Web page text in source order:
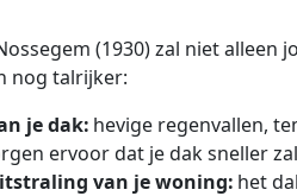
(1930) zal niet alleen
nog talrijker:
je dak: hevige regenvallen,
ervoor dat je dak sneller
van je woning: het